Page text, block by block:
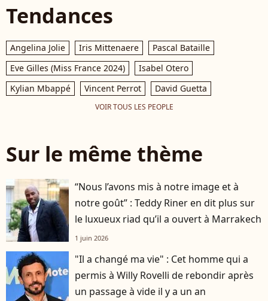
Tendances
Angelina Jolie Iris Mittenaere
Pascal Bataille
Eve Gilles (Miss France 2024)
Isabel Otero
Kylian Mbappé
Vincent Perrot David Guetta
VOIR TOUS LES PEOPLE
Sur le même thème
“Nous l’avons mis à notre image et à
notre goût” : Teddy Riner en dit plus sur
le luxueux riad qu’il a ouvert à Marrakech
1 juin 2026
"Il a changé ma vie" : Cet homme qui a
permis à Willy Rovelli de rebondir après
un passage à vide il y a un an